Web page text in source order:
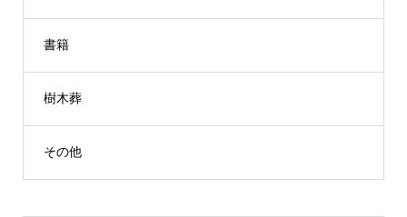
書籍
樹木葬
その他